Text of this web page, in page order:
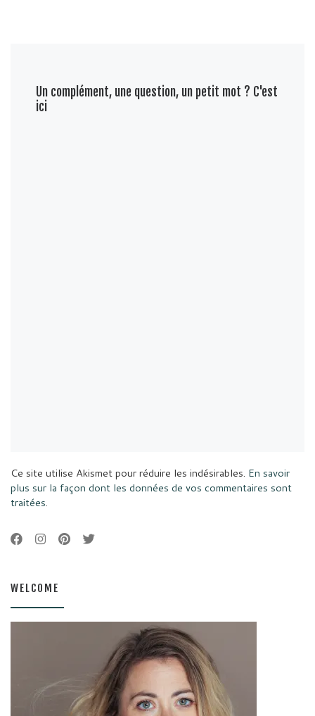
Un complément, une question, un petit mot ? C'est
ici
Ce site utilise Akismet pour réduire les indésirables. En savoir
plus sur la façon dont les données de vos commentaires sont
traitées.
WELCOME